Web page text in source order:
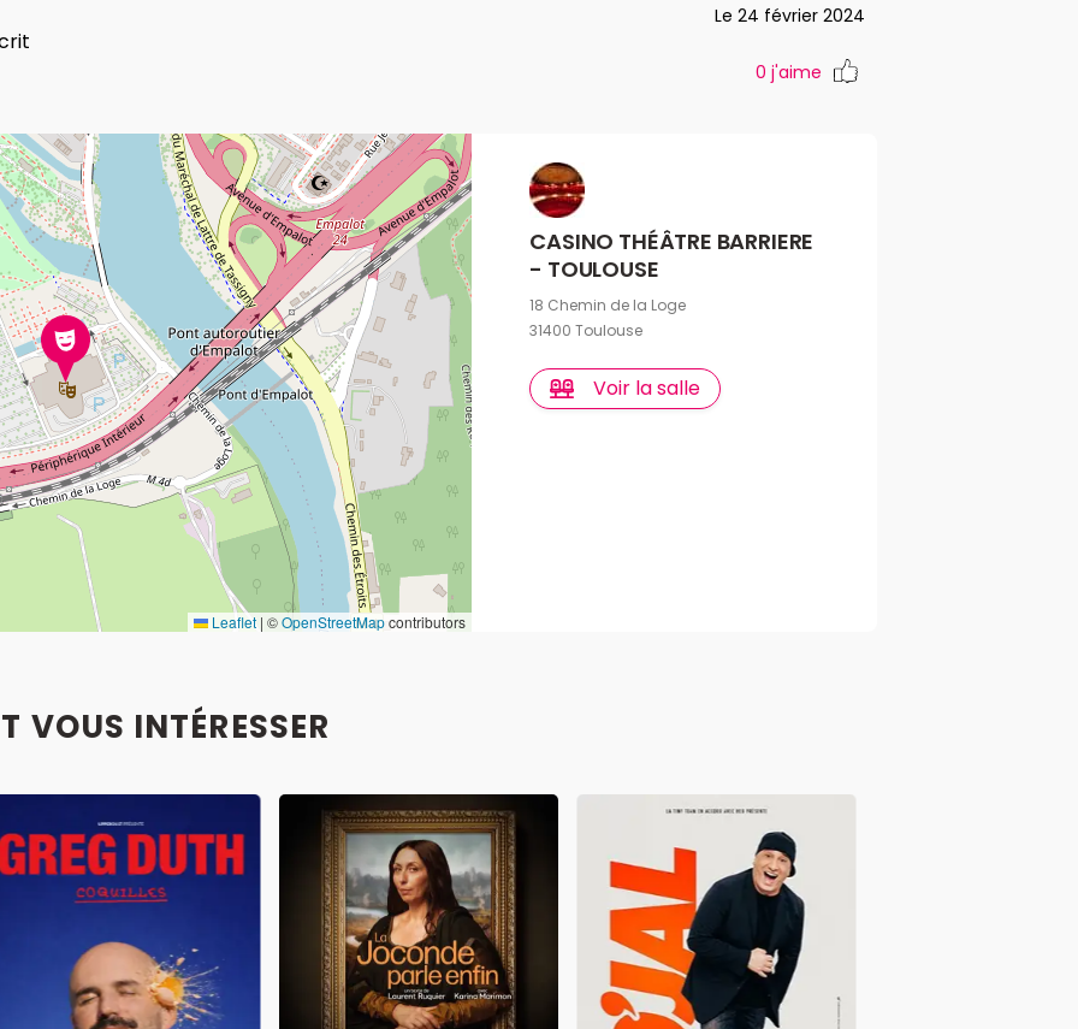
Le 24 février 2024
0 j'aime
Leaflet | ©OpenStreetMapcontributors
CASINO THÉÂTRE BARRIERE
- TOULOUSE
18 Chemin de la Loge
31400 Toulouse
Voir la salle
VOUS INTÉRESSER